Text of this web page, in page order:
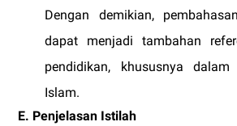
Dengan demikian,
dapat menjadi tambahan
pendidikan, khususnya
Islam.
E. Penjelasan Istilah